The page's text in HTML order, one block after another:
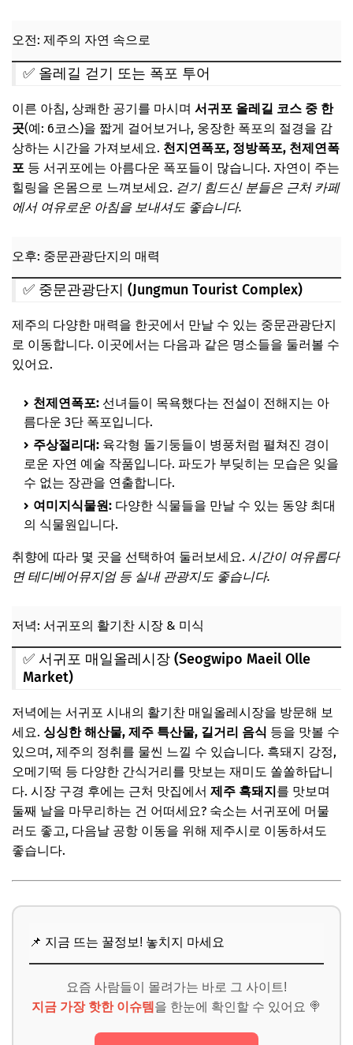
오전: 제주의 자연 속으로
✅ 올레길 걷기 또는 폭포 투어
이른 아침, 상쾌한 공기를 마시며 서귀포 올레길 코스 중 한
곳(예: 6코스)을 짧게 걸어보거나, 웅장한 폭포의 절경을 감
상하는 시간을 가져보세요. 천지연폭포, 정방폭포, 천제연폭
포 등 서귀포에는 아름다운 폭포들이 많습니다. 자연이 주는
힐링을 온몸으로 느껴보세요. 걷기 힘드신 분들은 근처 카페
에서 여유로운 아침을 보내셔도 좋습니다.
오후: 중문관광단지의 매력
✅ 중문관광단지 (Jungmun Tourist Complex)
제주의 다양한 매력을 한곳에서 만날 수 있는 중문관광단지
로 이동합니다. 이곳에서는 다음과 같은 명소들을 둘러볼 수
있어요.
천제연폭포: 선녀들이 목욕했다는 전설이 전해지는 아
름다운 3단 폭포입니다.
주상절리대: 육각형 돌기둥들이 병풍처럼 펼쳐진 경이
로운 자연 예술 작품입니다. 파도가 부딪히는 모습은 잊을
수 없는 장관을 연출합니다.
여미지식물원: 다양한 식물들을 만날 수 있는 동양 최대
의 식물원입니다.
취향에 따라 몇 곳을 선택하여 둘러보세요. 시간이 여유롭다
면 테디베어뮤지엄 등 실내 관광지도 좋습니다.
저녁: 서귀포의 활기찬 시장 & 미식
✅ 서귀포 매일올레시장 (Seogwipo Maeil Olle
Market)
저녁에는 서귀포 시내의 활기찬 매일올레시장을 방문해 보
세요. 싱싱한 해산물, 제주 특산물, 길거리 음식 등을 맛볼 수
있으며, 제주의 정취를 물씬 느낄 수 있습니다. 흑돼지 강정,
오메기떡 등 다양한 간식거리를 맛보는 재미도 쏠쏠하답니
다. 시장 구경 후에는 근처 맛집에서 제주 흑돼지를 맛보며
둘째 날을 마무리하는 건 어떠세요? 숙소는 서귀포에 머물
러도 좋고, 다음날 공항 이동을 위해 제주시로 이동하셔도
좋습니다.
📌 지금 뜨는 꿀정보! 놓치지 마세요
요즘 사람들이 몰려가는 바로 그 사이트!
지금 가장 핫한 이슈템 을 한눈에 확인할 수 있어요 🍭